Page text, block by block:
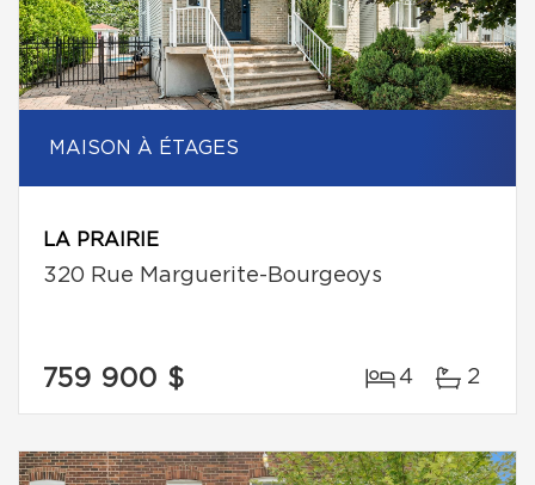
MAISON À ÉTAGES
LA PRAIRIE
320 Rue Marguerite-Bourgeoys
759 900 $ 4 2